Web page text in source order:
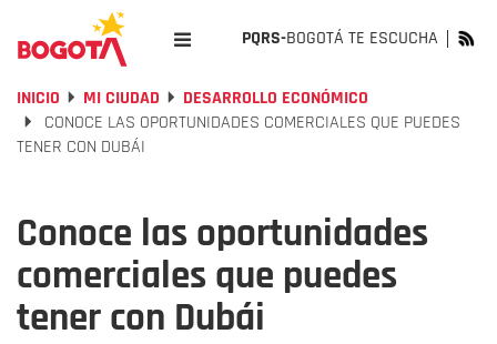
PQRS-BOGOTÁ TE ESCUCHA
INICIO MI CIUDAD
DESARROLLO ECONÓMICO
CONOCE LAS OPORTUNIDADES COMERCIALES QUE PUEDES
TENER CON DUBÁI
Conoce las oportunidades
comerciales que puedes
tener con Dubái